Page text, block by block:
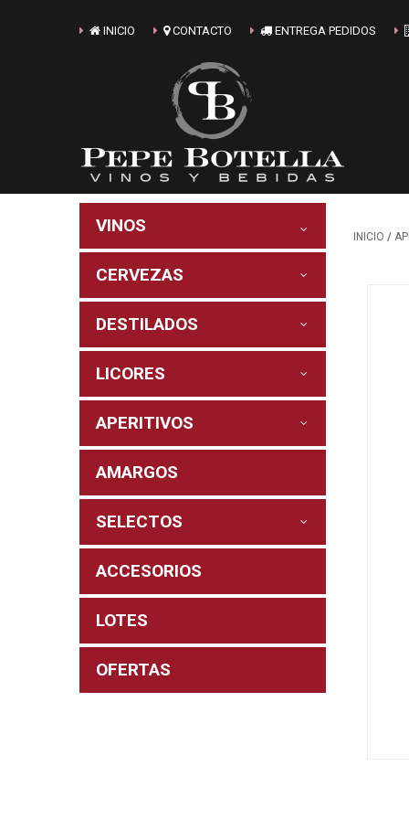
INICIO CONTACTO ENTREGA PEDIDOS
VINOS
CERVEZAS
DESTILADOS
LICORES
APERITIVOS
AMARGOS
SELECTOS
ACCESORIOS
LOTES
OFERTAS
INICIO /